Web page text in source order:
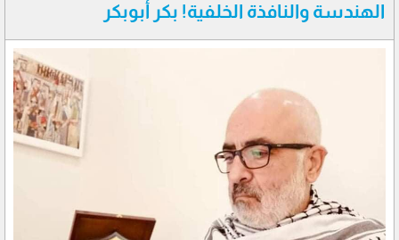
الهندسة والنافذة الخلفية! بكر أبوبكر